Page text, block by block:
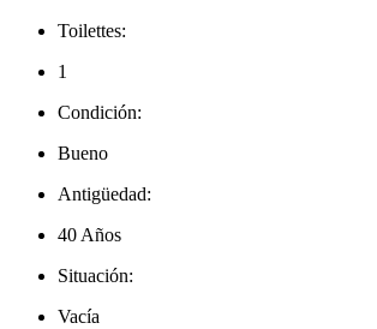
Toilettes:
1
Condición:
Bueno
Antigüedad:
40 Años
Situación:
Vacía